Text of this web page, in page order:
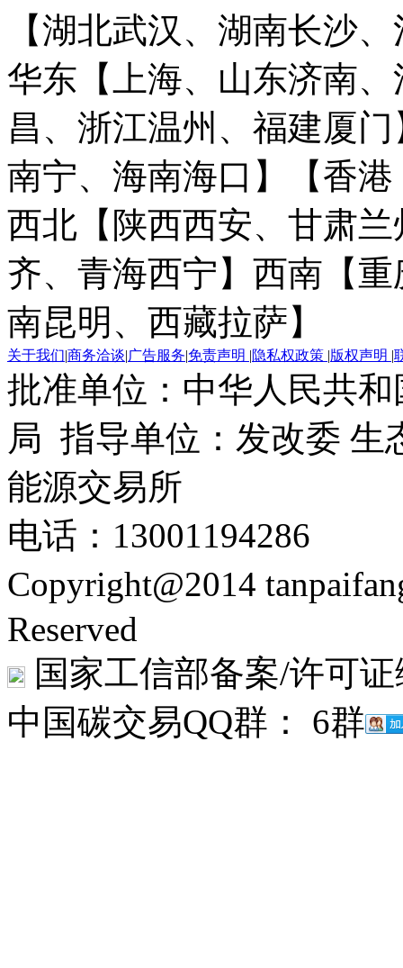
【湖北武汉、湖南长沙
华东【上海、山东济南
昌、浙江温州、福建厦门
南宁、海南海口】
【香
西北【陕西西安、甘肃
齐、青海西宁】 西南【
南昆明、西藏拉萨】
关于我们|商务洽谈|广告服务|免责声明 |隐私权政策 |版权声明 |
批准单位：中华人民共
局 指导单位：发改委 生
能源交易所
电话：13001194286
Copyright@2014
Reserved
国家工信部备案/许可
中国碳交易QQ群： 6群